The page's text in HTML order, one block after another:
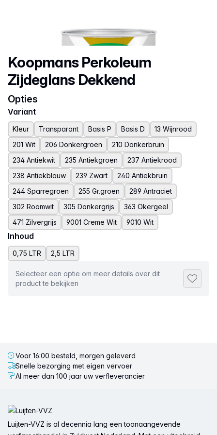
Productnaam
Koopmans Perkoleum
Zijdeglans Dekkend
Opties
Variant
Kleur Transparant Basis P Basis D
13 Wijnrood
201 Wit
206 Donkergroen
210 Donkerbruin
234 Antiekwit
235 Antiekgroen
237 Antiekrood
238 Antiekblauw
239 Zwart
240 Antiekbruin
244 Sparregroen
255 Gr.groen
289 Antraciet
302 Roomwit
305 Donkergrijs
363 Okergeel
471 Zilvergrijs
9001 Creme Wit 9010 Wit
Inhoud
0,75 LTR 2,5 LTR
Selecteer een optie om meer details over dit
product te bekijken
Voor 16:00 besteld, morgen geleverd
Snelle bezorging met eigen vervoer
Al meer dan 100 jaar uw verfleverancier
Luijten-VVZ is al decennia lang een toonaangevende